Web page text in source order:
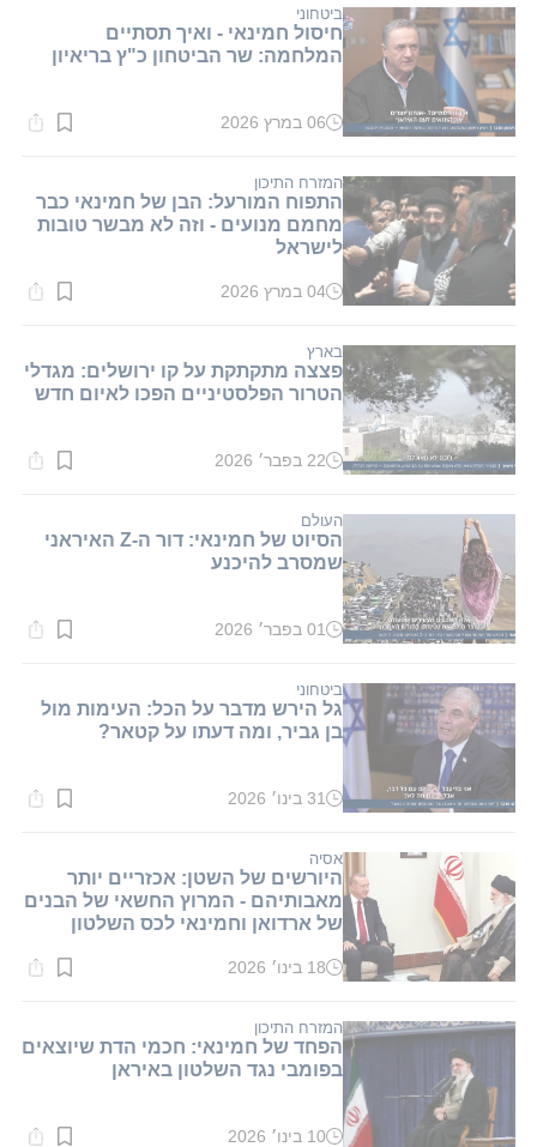
דקות.
ביטחוני
חיסול חמינאי - ואיך תסתיים
המלחמה: שר הביטחון כ"ץ בריאיון
זמן
דקות.
06 במרץ 2026
המזרח התיכון
התפוח המורעל: הבן של חמינאי כבר
מחמם מנועים - וזה לא מבשר טובות
לישראל
זמן
דקות.
04 במרץ 2026
בארץ
פצצה מתקתקת על קו ירושלים: מגדלי
הטרור הפלסטיניים הפכו לאיום חדש
זמן
דקות.
22 בפבר׳ 2026
העולם
הסיוט של חמינאי: דור ה-Z האיראני
שמסרב להיכנע
זמן
דקות.
01 בפבר׳ 2026
ביטחוני
גל הירש מדבר על הכל: העימות מול
בן גביר, ומה דעתו על קטאר?
זמן
דקות.
31 בינו׳ 2026
אסיה
היורשים של השטן: אכזריים יותר
מאבותיהם - המרוץ החשאי של הבנים
של ארדואן וחמינאי לכס השלטון
זמן
דקות.
18 בינו׳ 2026
המזרח התיכון
הפחד של חמינאי: חכמי הדת שיוצאים
בפומבי נגד השלטון באיראן
10 בינו׳ 2026